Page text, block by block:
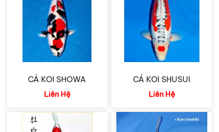
CÁ KOI SHOWA
Liên Hệ
CÁ KOI SHUSUI
Liên Hệ